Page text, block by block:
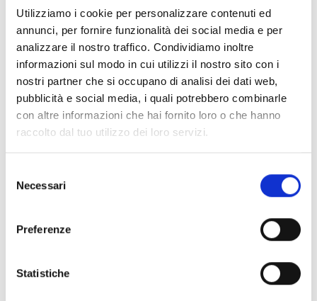
Utilizziamo i cookie per personalizzare contenuti ed
annunci, per fornire funzionalità dei social media e per
analizzare il nostro traffico. Condividiamo inoltre
informazioni sul modo in cui utilizzi il nostro sito con i
nostri partner che si occupano di analisi dei dati web,
pubblicità e social media, i quali potrebbero combinarle
con altre informazioni che hai fornito loro o che hanno
raccolto dal tuo utilizzo dei loro servizi.
delNecessari
Preferenze
Statistiche
Acessórios bases EB00 - Materiais(47)
Acessórios detetores Enea
Acessórios Senseware
Acessórios da Série Industrial
Selecionar tudo
Inicie sessão antes de descarregar os conteúdos
através do íconelock